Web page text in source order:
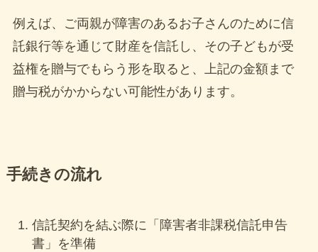
～
2025年3月5日
もっと見る
CONTACT
例えば、ご両親が障害のあるお子さんのために信
託銀行等を通じて財産を信託し、その子どもが受
益権を贈与でもらう形を取ると、上記の金額まで
贈与税がかからない可能性があります。
手続きの流れ
信託契約を結ぶ際に「障害者非課税信託申告
書」を準備